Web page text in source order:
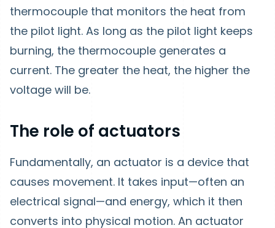
thermocouple that monitors the heat from
the pilot light. As long as the pilot light keeps
burning, the thermocouple generates a
current. The greater the heat, the higher the
voltage will be.
The role of actuators
Fundamentally, an actuator is a device that
causes movement. It takes input—often an
electrical signal—and energy, which it then
converts into physical motion. An actuator